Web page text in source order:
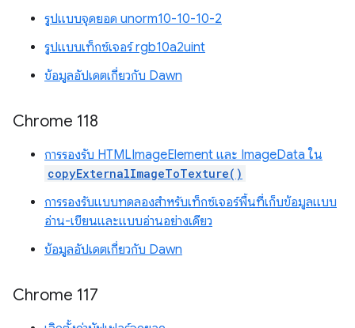
รูปแบบจุดยอด unorm10-10-10-2
รูปแบบเท็กซ์เจอร์ rgb10a2uint
ข้อมูลอัปเดตเกี่ยวกับ Dawn
Chrome 118
การรองรับ HTMLImageElement และ ImageData ใน
copyExternalImageToTexture()
การรองรับแบบทดลองสำหรับเท็กซ์เจอร์พื้นที่เก็บข้อมูลแบบ
อ่าน-เขียนและแบบอ่านอย่างเดียว
ข้อมูลอัปเดตเกี่ยวกับ Dawn
Chrome 117